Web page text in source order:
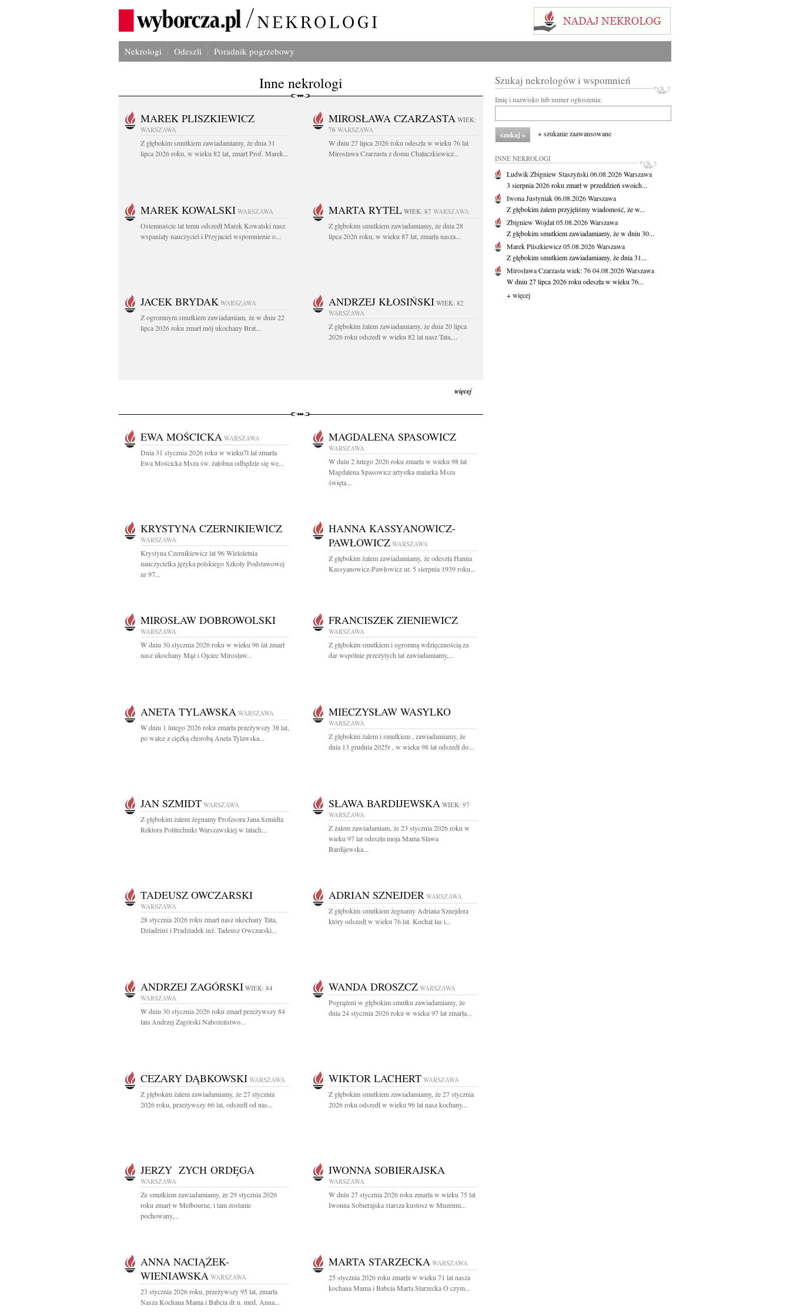
Nekrologi Odeszli Poradnik pogrzebowy
Inne nekrologi
MAREK PLISZKIEWICZ
WARSZAWA
Z głębokim smutkiem zawiadamiamy, że dnia 31
lipca 2026 roku, w wieku 82 lat, zmarł Prof. Marek...
MIROSŁAWA CZARZASTA WIEK:
76 WARSZAWA
W dniu 27 lipca 2026 roku odeszła w wieku 76 lat
Mirosława Czarzasta z domu Chałaczkiewicz...
MAREK KOWALSKI WARSZAWA
Osiemnaście lat temu odszedł Marek Kowalski nasz
wspaniały nauczyciel i Przyjaciel wspomnienie o...
MARTA RYTEL WIEK: 87 WARSZAWA
Z głębokim smutkiem zawiadamiamy, że dnia 28
lipca 2026 roku, w wieku 87 lat, zmarła nasza...
JACEK BRYDAK WARSZAWA
Z ogromnym smutkiem zawiadamiam, że w dniu 22
lipca 2026 roku zmarł mój ukochany Brat...
ANDRZEJ KŁOSIŃSKI WIEK: 82
WARSZAWA
Z głębokim żalem zawiadamiamy, że dnia 20 lipca
2026 roku odszedł w wieku 82 lat nasz Tata,...
więcej
EWA MOŚCICKA WARSZAWA
Dnia 31 stycznia 2026 roku w wieku7l lat zmarła
Ewa Mościcka Msza św. żałobna odbędzie się we...
MAGDALENA SPASOWICZ
WARSZAWA
W dniu 2 lutego 2026 roku zmarła w wieku 98 lat
Magdalena Spasowicz artystka malarka Msza
święta...
KRYSTYNA CZERNIKIEWICZ
WARSZAWA
Krystyna Czernikiewicz lat 96 Wieloletnia
nauczycielka języka polskiego Szkoły Podstawowej
nr 97...
HANNA KASSYANOWICZ-
PAWŁOWICZ WARSZAWA
Z głębokim żalem zawiadamiamy, że odeszła Hanna
Kassyanowicz-Pawłowicz ur. 5 sierpnia 1939 roku...
MIROSŁAW DOBROWOLSKI
WARSZAWA
W dniu 30 stycznia 2026 roku w wieku 96 lat zmarł
nasz ukochany Mąż i Ojciec Mirosław...
FRANCISZEK ZIENIEWICZ
WARSZAWA
Z głębokim smutkiem i ogromną wdzięcznością za
dar wspólnie przeżytych lat zawiadamiamy,...
ANETA TYLAWSKA WARSZAWA
W dniu 1 lutego 2026 roku zmarła przeżywszy 38 lat,
po walce z ciężką chorobą Aneta Tylawska...
MIECZYSŁAW WASYLKO
WARSZAWA
Z głębokim żalem i smutkiem , zawiadamiamy, że
dnia 13 grudnia 2025r , w wieku 98 lat odszedł do...
JAN SZMIDT WARSZAWA
Z głębokim żalem żegnamy Profesora Jana Szmidta
Rektora Politechniki Warszawskiej w latach...
SŁAWA BARDIJEWSKA WIEK: 97
WARSZAWA
Z żalem zawiadamiam, że 23 stycznia 2026 roku w
wieku 97 lat odeszła moja Mama Sława
Bardijewska...
TADEUSZ OWCZARSKI
WARSZAWA
28 stycznia 2026 roku zmarł nasz ukochany Tata,
Dziadziuś i Pradziadek inż. Tadeusz Owczarski...
ADRIAN SZNEJDER WARSZAWA
Z głębokim smutkiem żegnamy Adriana Sznejdera
który odszedł w wieku 76 lat. Kochał las i...
ANDRZEJ ZAGÓRSKI WIEK: 84
WARSZAWA
W dniu 30 stycznia 2026 roku zmarł przeżywszy 84
lata Andrzej Zagórski Nabożeństwo...
WANDA DROSZCZ WARSZAWA
Pogrążeni w głębokim smutku zawiadamiamy, że
dnia 24 stycznia 2026 roku w wieku 97 lat zmarła...
CEZARY DĄBKOWSKI WARSZAWA
Z głębokim żalem zawiadamiamy, że 27 stycznia
2026 roku, przeżywszy 66 lat, odszedł od nas...
WIKTOR LACHERT WARSZAWA
Z głębokim smutkiem zawiadamiamy, że 27 stycznia
2026 roku odszedł w wieku 96 lat nasz kochany...
JERZY ZYCH ORDĘGA
WARSZAWA
Ze smutkiem zawiadamiamy, że 29 stycznia 2026
roku zmarł w Melbourne, i tam zostanie
pochowany,...
IWONNA SOBIERAJSKA
WARSZAWA
W dniu 27 stycznia 2026 roku zmarła w wieku 75 lat
Iwonna Sobierajska starsza kustosz w Muzeum...
ANNA NACIĄŻEK-
WIENIAWSKA WARSZAWA
23 stycznia 2026 roku, przeżywszy 95 lat, zmarła
Nasza Kochana Mama i Babcia dr n. med. Anna...
MARTA STARZECKA WARSZAWA
25 stycznia 2026 roku zmarła w wieku 71 lat nasza
kochana Mama i Babcia Marta Starzecka O czym...
Szukaj nekrologów i wspomnień
Imię i nazwisko lub numer ogłoszenia:
+ szukanie zaawansowane
INNE NEKROLOGI
Ludwik Zbigniew Staszyński06.08.2026Warszawa
3 sierpnia 2026 roku zmarł w przeddzień swoich...
Iwona Justyniak06.08.2026Warszawa
Z głębokim żalem przyjęliśmy wiadomość, że w...
Zbigniew Wojdat05.08.2026Warszawa
Z głębokim smutkiem zawiadamiamy, że w dniu 30...
Marek Pliszkiewicz05.08.2026Warszawa
Z głębokim smutkiem zawiadamiamy, że dnia 31...
Mirosława Czarzastawiek: 7604.08.2026Warszawa
W dniu 27 lipca 2026 roku odeszła w wieku 76...
+ więcej